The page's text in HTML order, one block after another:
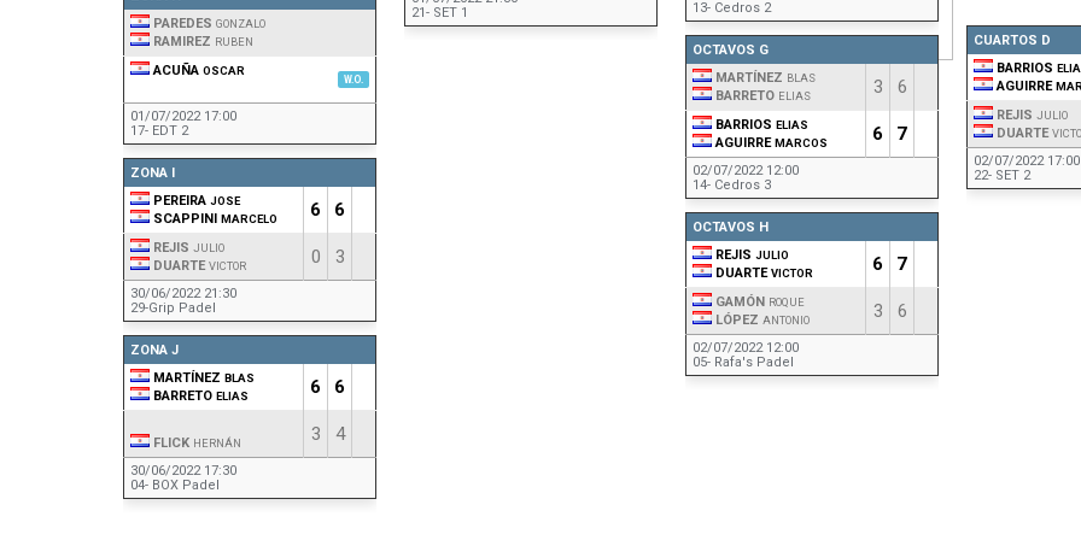
PAREDES GONZALO
RAMIREZ RUBEN
ACUÑA OSCAR
W.O.
01/07/2022 17:00
17- EDT 2
ZONA I
PEREIRA JOSE
SCAPPINI MARCELO 6 6
REJIS JULIO
DUARTE VICTOR 0 3
30/06/2022 21:30
29-Grip Padel
ZONA J
MARTÍNEZ BLAS
BARRETO ELIAS 6 6
FLICK HERNÁN 3 4
30/06/2022 17:30
04- BOX Padel
21- SET 1
13- Cedros 2
OCTAVOS G
MARTÍNEZ BLAS
BARRETO ELIAS 3 6
BARRIOS ELIAS
AGUIRRE MARCOS 6 7
02/07/2022 12:00
14- Cedros 3
OCTAVOS H
REJIS JULIO
DUARTE VICTOR 6 7
GAMÓN ROQUE
LÓPEZ ANTONIO 3 6
02/07/2022 12:00
05- Rafa's Padel
CUARTOS D
BARRIOS
AGUIRRE
REJIS JULIO
DUARTE
02/07/2022 17:00
22- SET 2